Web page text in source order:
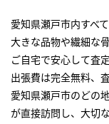
愛知県瀬戸市内すべ
大きな品物や繊細な
ご自宅で安心して査
出張費は完全無料、
愛知県瀬戸市のどの
が直接訪問し、大切